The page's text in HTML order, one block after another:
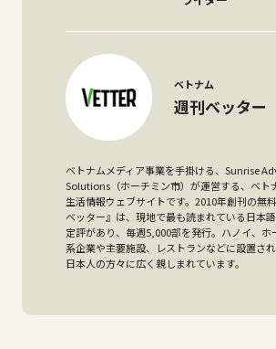
ベトナム
週刊ベッター
ベトナムメディア事業を手掛ける、Sunrise
Solutions（ホーチミン市）が運営する、ベト
生活情報ウェブサイトです。2010年創刊の無
ベッター』は、現地で最も読まれている日本
定評があり、毎週5,000部を発行。ハノイ、ホ
系企業や主要施設、レストランなどに設置さ
日本人の方々に広く親しまれています。